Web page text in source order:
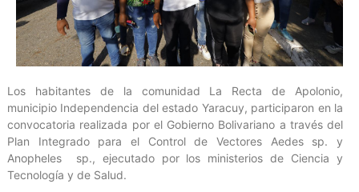
Los habitantes de la comunidad La Recta de Apolonio,
municipio Independencia del estado Yaracuy, participaron en la
convocatoria realizada por el Gobierno Bolivariano a través del
Plan Integrado para el Control de Vectores Aedes sp. y
Anopheles sp., ejecutado por los ministerios de Ciencia y
Tecnología y de Salud.